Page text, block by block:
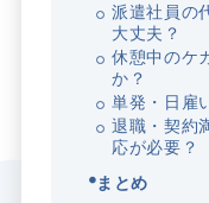
派遣社員の
大丈夫？
休憩中のケ
か？
単発・日雇
退職・契約
応が必要？
まとめ